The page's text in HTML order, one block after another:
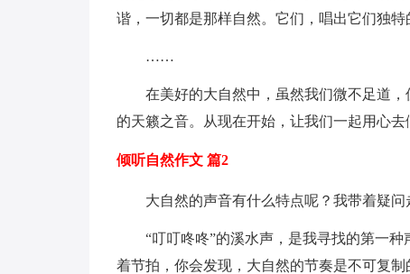
谐，一切都是那样自然。它们，唱出它们独特
……
在美好的大自然中，虽然我们微不足道
的天籁之音。从现在开始，让我们一起用心去
倾听自然作文 篇2
大自然的声音有什么特点呢？我带着疑问
“叮叮咚咚”的溪水声，是我寻找的第一
着节拍，你会发现，大自然的节奏是不可复